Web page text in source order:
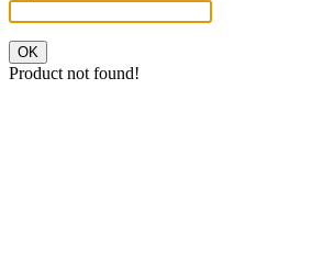
OK
Product not found!